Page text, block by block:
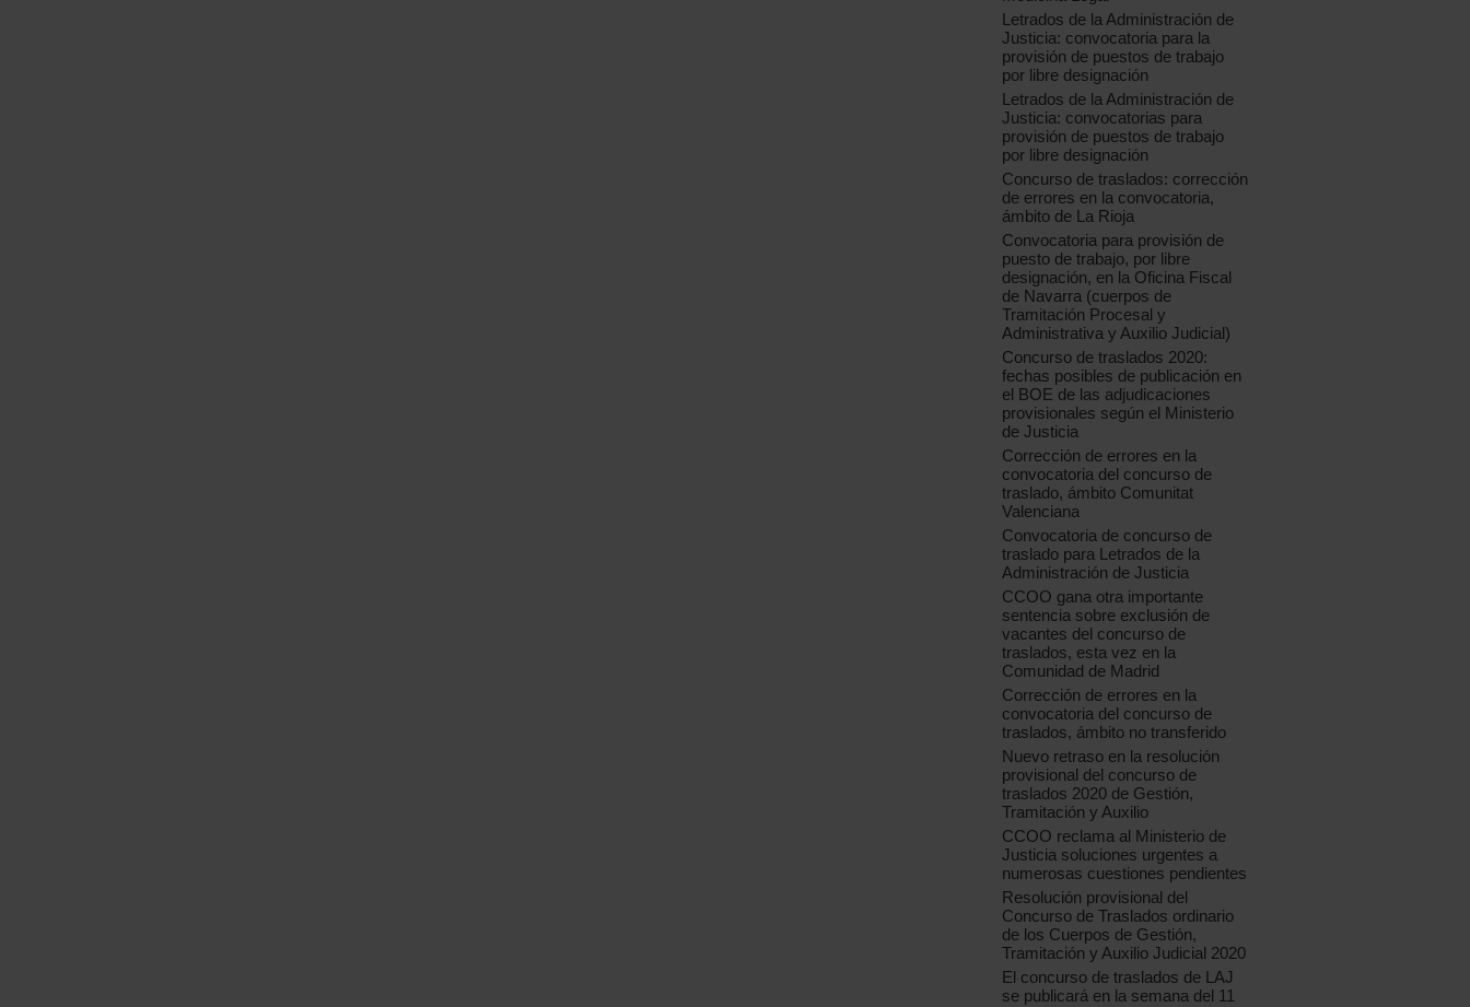
Letrados de la Administración de
Justicia: convocatoria para la
provisión de puestos de trabajo
por libre designación
Letrados de la Administración de
Justicia: convocatorias para
provisión de puestos de trabajo
por libre designación
Concurso de traslados: corrección
de errores en la convocatoria,
ámbito de La Rioja
Convocatoria para provisión de
puesto de trabajo, por libre
designación, en la Oficina Fiscal
de Navarra (cuerpos de
Tramitación Procesal y
Administrativa y Auxilio Judicial)
Concurso de traslados 2020:
fechas posibles de publicación en
el BOE de las adjudicaciones
provisionales según el Ministerio
de Justicia
Corrección de errores en la
convocatoria del concurso de
traslado, ámbito Comunitat
Valenciana
Convocatoria de concurso de
traslado para Letrados de la
Administración de Justicia
CCOO gana otra importante
sentencia sobre exclusión de
vacantes del concurso de
traslados, esta vez en la
Comunidad de Madrid
Corrección de errores en la
convocatoria del concurso de
traslados, ámbito no transferido
Nuevo retraso en la resolución
provisional del concurso de
traslados 2020 de Gestión,
Tramitación y Auxilio
CCOO reclama al Ministerio de
Justicia soluciones urgentes a
numerosas cuestiones pendientes
Resolución provisional del
Concurso de Traslados ordinario
de los Cuerpos de Gestión,
Tramitación y Auxilio Judicial 2020
El concurso de traslados de LAJ
se publicará en la semana del 11